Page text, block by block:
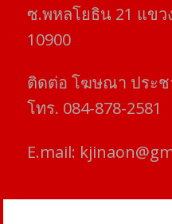
ซ.พหลโยธิน​ 21​ แขว
10900
ติดต่อ​ โฆษณา​ ประ
โทร​. 084-878-2581
E.mail: